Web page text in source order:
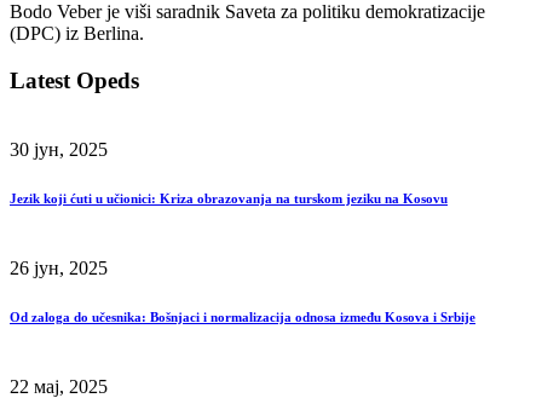
Bodo Veber je viši saradnik Saveta za politiku demokratizacije
(DPC) iz Berlina.
Latest Opeds
30 јун, 2025
Jezik koji ćuti u učionici: Kriza obrazovanja na turskom jeziku na Kosovu
26 јун, 2025
Od zaloga do učesnika: Bošnjaci i normalizacija odnosa između Kosova i Srbije
22 мај, 2025